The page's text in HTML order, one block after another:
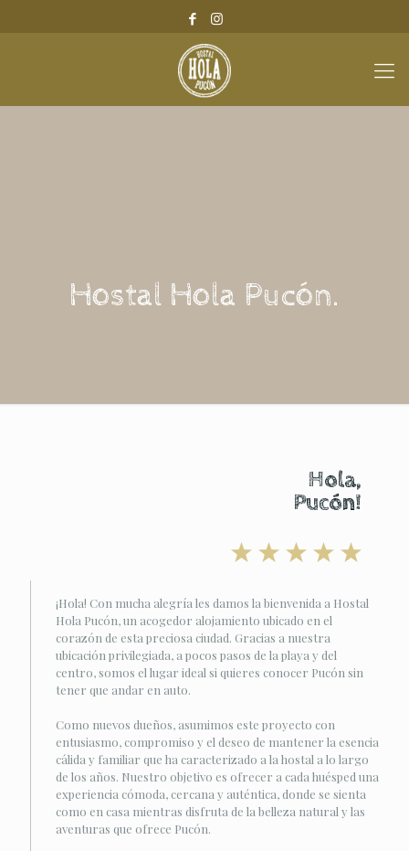
Hostal Hola Pucón.
Hola,
Pucón!
¡Hola! Con mucha alegría les damos la bienvenida a Hostal
Hola Pucón, un acogedor alojamiento ubicado en el
corazón de esta preciosa ciudad. Gracias a nuestra
ubicación privilegiada, a pocos pasos de la playa y del
centro, somos el lugar ideal si quieres conocer Pucón sin
tener que andar en auto.
Como nuevos dueños, asumimos este proyecto con
entusiasmo, compromiso y el deseo de mantener la esencia
cálida y familiar que ha caracterizado a la hostal a lo largo
de los años. Nuestro objetivo es ofrecer a cada huésped una
experiencia cómoda, cercana y auténtica, donde se sienta
como en casa mientras disfruta de la belleza natural y las
aventuras que ofrece Pucón.